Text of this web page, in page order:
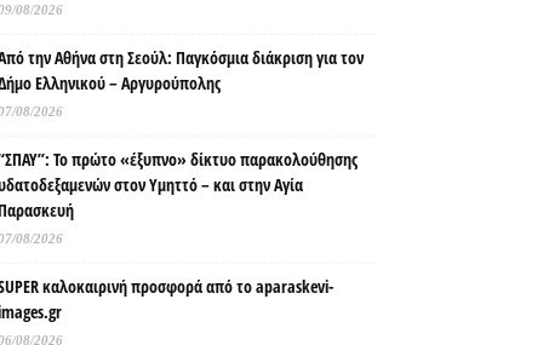
08/2026
την Αθήνα στη Σεούλ: Παγκόσμια διάκριση για τον
Ελληνικού – Αργυρούπολης
08/2026
Το πρώτο «έξυπνο» δίκτυο παρακολούθησης
στον Υμηττό – και στην Αγία
08/2026
καλοκαιρινή προσφορά από το aparaskevi-
08/2026